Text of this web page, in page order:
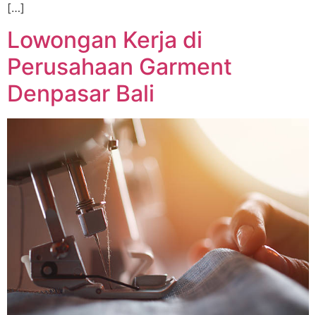
[…]
Lowongan Kerja di
Perusahaan Garment
Denpasar Bali